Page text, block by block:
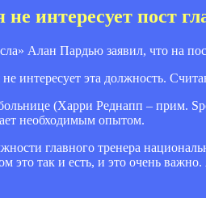
интересует пост
Алан Пардью заявил, что на
интересует эта должность.
(Харри Реднапп – прим.
необходимым опытом.
главного тренера
это так и есть, и это очень